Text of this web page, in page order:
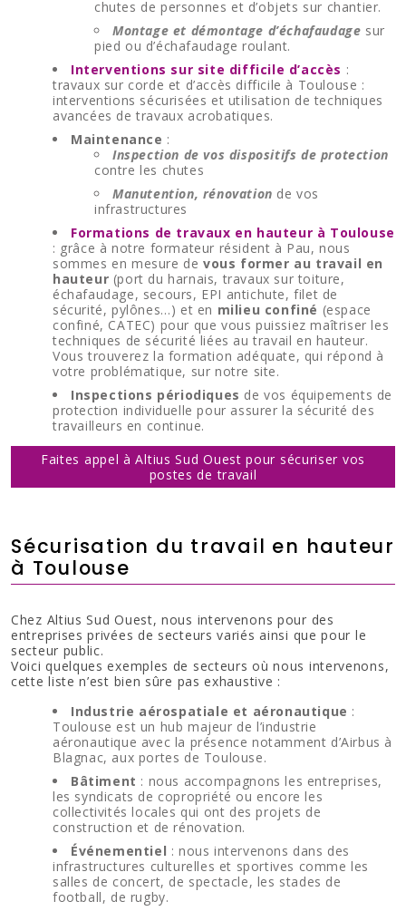
chutes de personnes et d’objets sur chantier.
Montage et démontage d’échafaudage sur
pied ou d’échafaudage roulant.
Interventions sur site difficile d’accès :
travaux sur corde et d’accès difficile à Toulouse :
interventions sécurisées et utilisation de techniques
avancées de travaux acrobatiques.
Maintenance :
Inspection de vos dispositifs de protection
contre les chutes
Manutention, rénovation de vos
infrastructures
Formations de travaux en hauteur à Toulouse
: grâce à notre formateur résident à Pau, nous
sommes en mesure devous former au travail en
hauteur (port du harnais, travaux sur toiture,
échafaudage, secours, EPI antichute, filet de
sécurité, pylônes…) et en milieu confiné (espace
confiné, CATEC) pour que vous puissiez maîtriser les
techniques de sécurité liées au travail en hauteur.
Vous trouverez la formation adéquate, qui répond à
votre problématique, sur notre site.
Inspections périodiques de vos équipements de
protection individuelle pour assurer la sécurité des
travailleurs en continue.
Faites appel à Altius Sud Ouest pour sécuriser vos
postes de travail
Sécurisation du travail en hauteur
à Toulouse
Chez Altius Sud Ouest, nous intervenons pour des
entreprises privées de secteurs variés ainsi que pour le
secteur public.
Voici quelques exemples de secteurs où nous intervenons,
cette liste n’est bien sûre pas exhaustive :
Industrie aérospatiale et aéronautique :
Toulouse est un hub majeur de l’industrie
aéronautique avec la présence notamment d’Airbus à
Blagnac, aux portes de Toulouse.
Bâtiment : nous accompagnons les entreprises,
les syndicats de copropriété ou encore les
collectivités locales qui ont des projets de
construction et de rénovation.
Événementiel : nous intervenons dans des
infrastructures culturelles et sportives comme les
salles de concert, de spectacle, les stades de
football, de rugby.